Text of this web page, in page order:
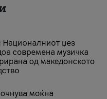
Националниот џез
современа музичка
од македонското
моќна